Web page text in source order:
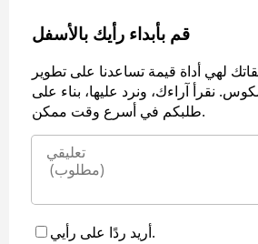
قم بأبداء رأيك بالأسفل
لهي أداة قيمة تساعدنا على تطوير
نقرأ آراءك، ونرد عليها، بناء على
طلبكم في أسرع وقت ممكن.
أريد ردًا على رأيي.